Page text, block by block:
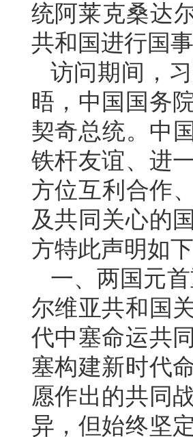
统阿莱克桑达
共和国进行国事
访问期间，
晤，中国国务
契奇总统。中
铁杆友谊、进
方位互利合作
及共同关心的
方特此声明如下
一、两国元
尔维亚共和国
代中塞命运共
塞构建新时代
愿作出的共同
异，但始终坚